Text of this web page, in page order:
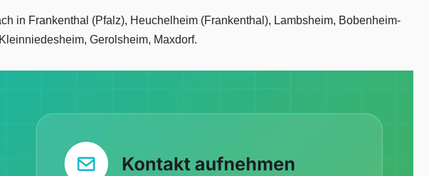
in Frankenthal (Pfalz), Heuchelheim (Frankenthal), Lambsheim, Bobenheim-
Gerolsheim, Maxdorf.